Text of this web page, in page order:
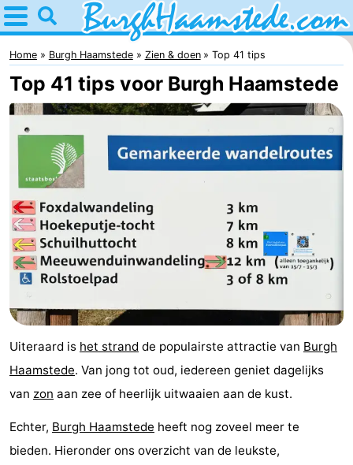
Home
Burgh
Haamstede
Tips
Voor
kinderen
van
Schouwen
Appartementen
Bed
Campings
Vakantiehuizen
Buitenheem
-
Home Burgh Haamstede Zien & doen Top 41 tips
Top 41 tips voor Burgh Haamstede
Uiteraard is het strand de populairste attractie van Burgh
Haamstede. Van jong tot oud, iedereen geniet dagelijks
van zon aan zee of heerlijk uitwaaien aan de kust.
Echter, Burgh Haamstede heeft nog zoveel meer te
bieden. Hieronder ons overzicht van de leukste,